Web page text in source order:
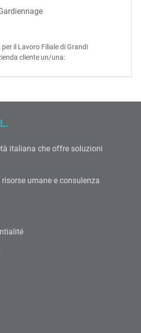
il Lavoro Filiale di Grandi
cliente un/una:
CON FURGONE AZIENDALE
di spostarsi su tutto il
italiana che offre soluzioni
umane e consulenza